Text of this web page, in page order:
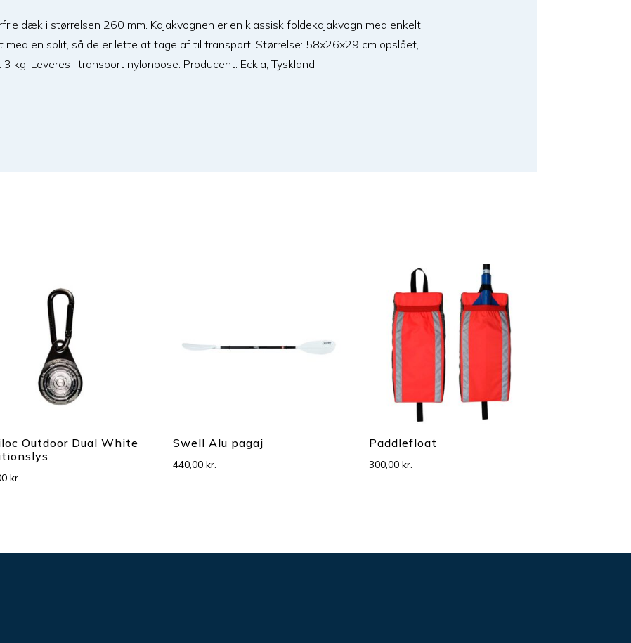
dæk i størrelsen 260 mm. Kajakvognen er en klassisk foldekajakvogn med enkelt
en split, så de er lette at tage af til transport. Størrelse: 58x26x29 cm opslået,
kg. Leveres i transport nylonpose. Producent: Eckla, Tyskland
Outdoor Dual White
kr.
Swell Alu pagaj
440,00kr.
Paddlefloat
300,00kr.